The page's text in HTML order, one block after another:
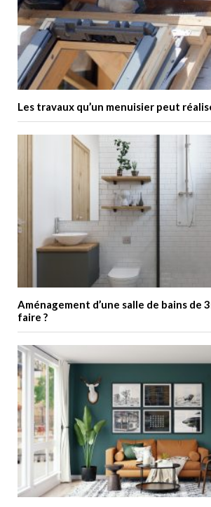
Les travaux qu’un menuisier peut
Aménagement d’une salle de bains de
faire ?